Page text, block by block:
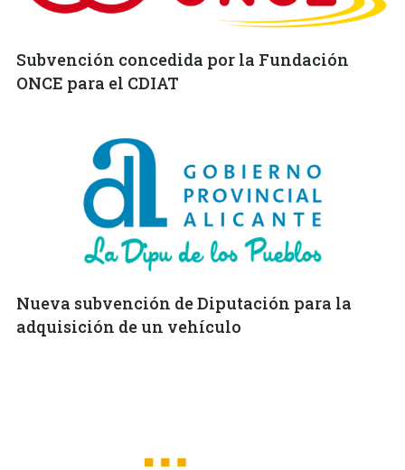
Subvención concedida por la Fundación
ONCE para el CDIAT
Nueva subvención de Diputación para la
adquisición de un vehículo